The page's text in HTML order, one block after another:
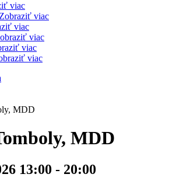
viac
Zobraziť viac
viac
viac
viac
viac
MDD
MDD
13:00 - 20:00